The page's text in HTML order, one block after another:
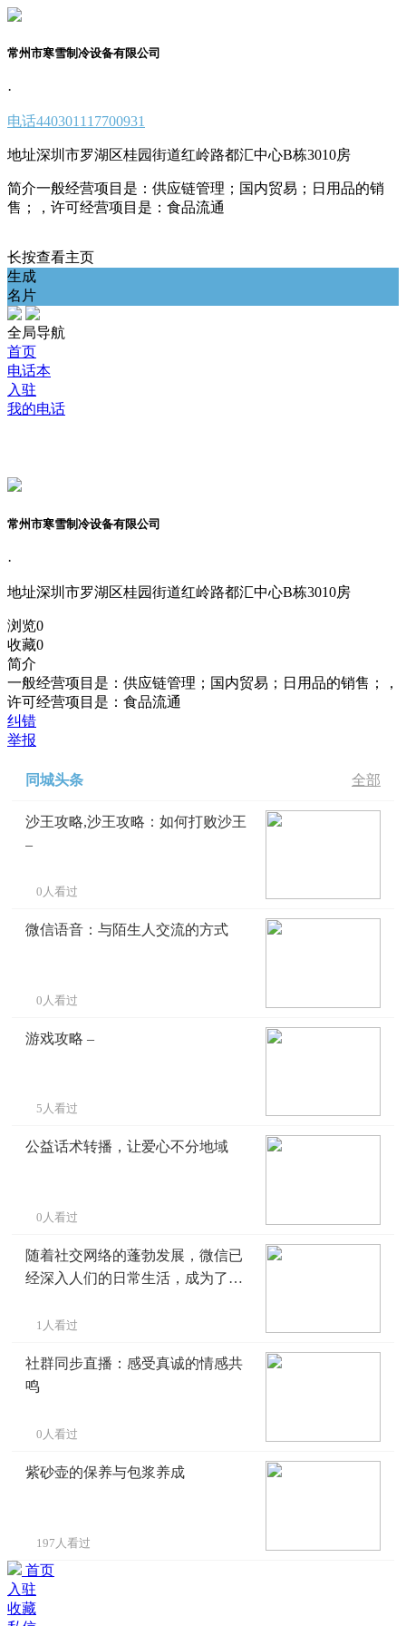
常州市寒雪制冷设备有限公司
·
电话440301117700931
地址深圳市罗湖区桂园街道红岭路都汇中心B栋3010房
简介一般经营项目是：供应链管理；国内贸易；日用品的销
售；，许可经营项目是：食品流通
长按查看主页
生成
名片
全局导航
首页
电话本
入驻
我的电话
常州市寒雪制冷设备有限公司
·
地址深圳市罗湖区桂园街道红岭路都汇中心B栋3010房
浏览0
收藏0
简介
一般经营项目是：供应链管理；国内贸易；日用品的销售；，
许可经营项目是：食品流通
纠错
举报
同城头条 全部
沙王攻略,沙王攻略：如何打败沙王
–
0人看过
微信语音：与陌生人交流的方式
0人看过
游戏攻略 –
5人看过
公益话术转播，让爱心不分地域
0人看过
随着社交网络的蓬勃发展，微信已
经深入人们的日常生活，成为了不
1人看过
社群同步直播：感受真诚的情感共
鸣
0人看过
紫砂壶的保养与包浆养成
197人看过
首页
入驻
收藏